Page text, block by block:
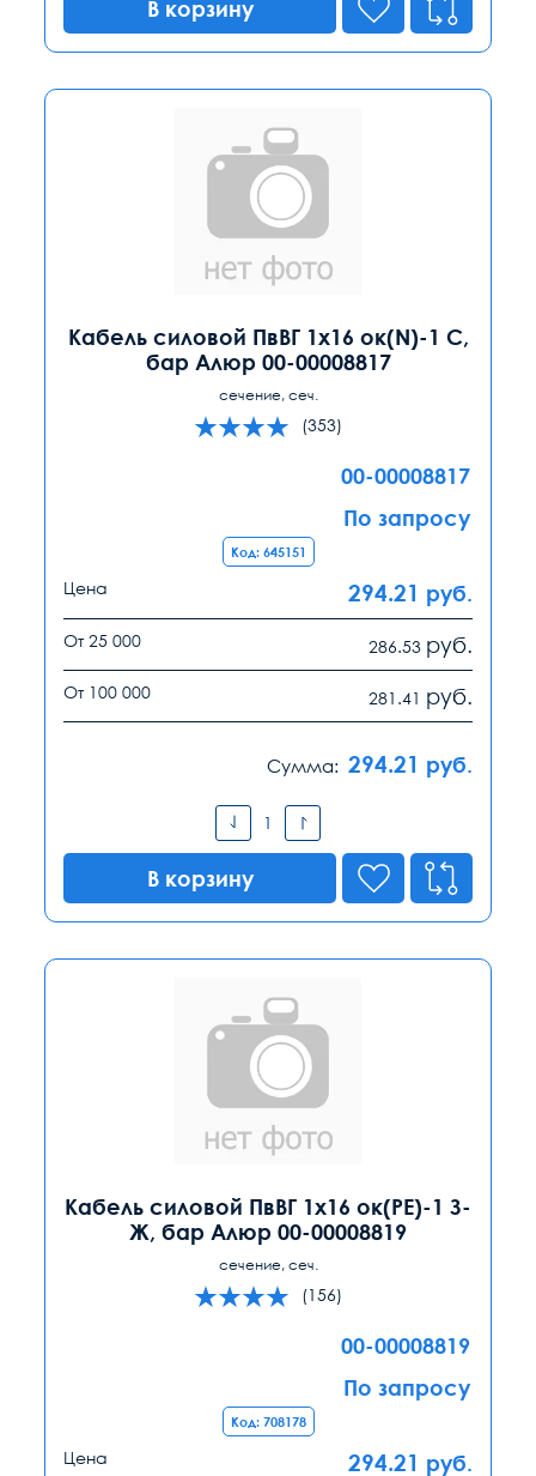
В корзину
Кабель силовой ПвВГ 1х16 ок(N)-1 С,
бар Алюр 00-00008817
сечение, сеч.
(353)
00-00008817
По запросу
Код: 645151
Цена 294.21 руб.
От 25 000 286.53 руб.
От 100 000 281.41 руб.
Сумма: 294.21 руб.
В корзину
Кабель силовой ПвВГ 1х16 ок(PE)-1 З-
Ж, бар Алюр 00-00008819
сечение, сеч.
(156)
00-00008819
По запросу
Код: 708178
Цена 294.21 руб.